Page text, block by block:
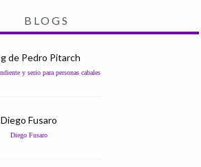
BLOGS
de Pedro Pitarch
y serio para personas cabales
Diego Fusaro
Diego Fusaro